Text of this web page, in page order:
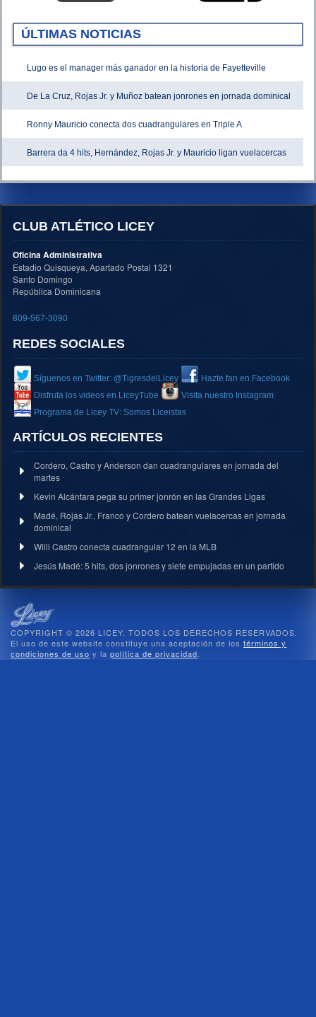
ÚLTIMAS NOTICIAS
Lugo es el manager más ganador en la historia de Fayetteville
De La Cruz, Rojas Jr. y Muñoz batean jonrones en jornada dominical
Ronny Mauricio conecta dos cuadrangulares en Triple A
Barrera da 4 hits, Hernández, Rojas Jr. y Mauricio ligan vuelacercas
CLUB ATLÉTICO LICEY
Oficina Administrativa
Estadio Quisqueya, Apartado Postal 1321
Santo Domingo
República Dominicana
809-567-3090
REDES SOCIALES
Síguenos en Twitter: @TigresdelLicey
Hazte fan en Facebook
Disfruta los videos en LiceyTube
Visita nuestro Instagram
Programa de Licey TV: Somos Liceistas
ARTÍCULOS RECIENTES
Cordero, Castro y Anderson dan cuadrangulares en jornada del
martes
Kevin Alcántara pega su primer jonrón en las Grandes Ligas
Madé, Rojas Jr., Franco y Cordero batean vuelacercas en jornada
dominical
Willi Castro conecta cuadrangular 12 en la MLB
Jesús Madé: 5 hits, dos jonrones y siete empujadas en un partido
COPYRIGHT © 2026 LICEY. TODOS LOS DERECHOS RESERVADOS.
El uso de este website constituye una aceptación de los términos y
condiciones de uso y la política de privacidad